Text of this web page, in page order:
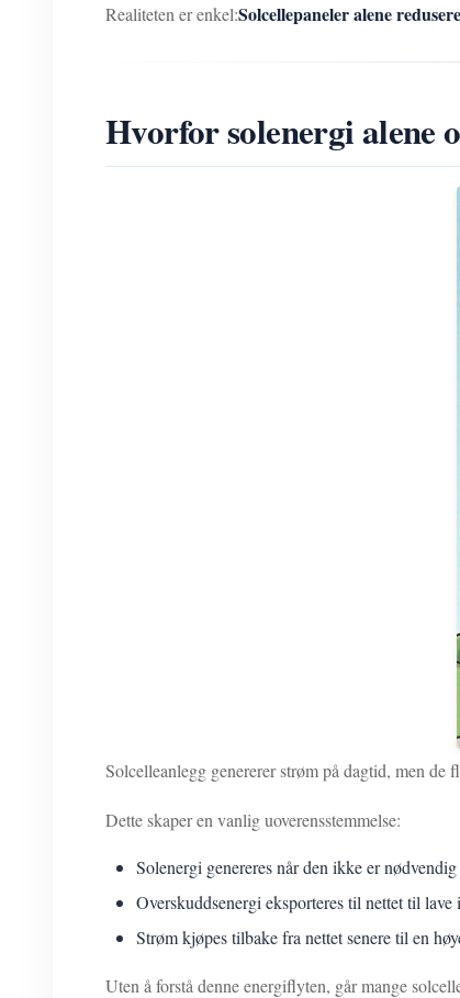
Realiteten er enkel:Solcellepaneler alene
Hvorfor solenergi alene
Solcelleanlegg genererer strøm på dagtid, men de
Dette skaper en vanlig uoverensstemmelse:
Solenergi genereres når den ikke er nødvendig
Overskuddsenergi eksporteres til nettet til
Strøm kjøpes tilbake fra nettet senere til en
Uten å forstå denne energiflyten, går mange